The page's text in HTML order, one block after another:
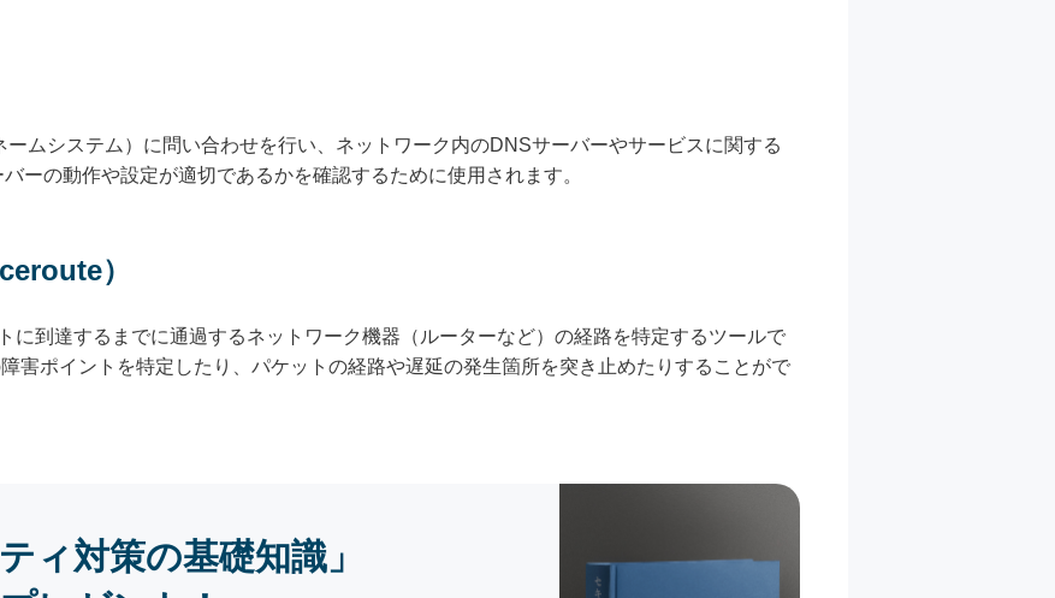
ムシステム）に問い合わせを行い、ネットワーク内のDNSサーバーやサービスに関する
ーの動作や設定が適切であるかを確認するために使用されます。
）
に到達するまでに通過するネットワーク機器（ルーターなど）の経路を特定するツールで
害ポイントを特定したり、パケットの経路や遅延の発生箇所を突き止めたりすることがで
ィ対策の基礎知識」